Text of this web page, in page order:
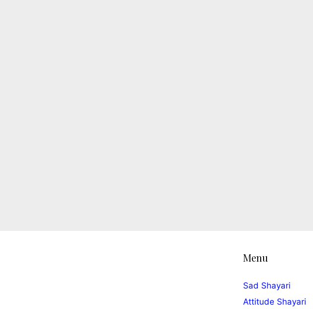
Menu
Sad Shayari
Attitude Shayari